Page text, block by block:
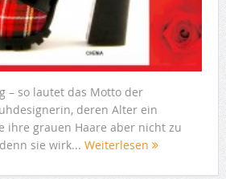
– so lautet das Motto der
deren Alter ein
ihre grauen Haare aber nicht zu
sie wirk... Weiterlesen